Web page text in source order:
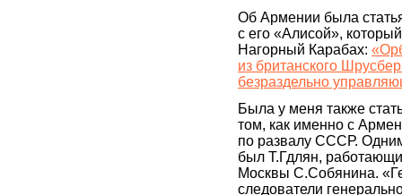
Об Армении была
с его «Алисой»,
Нагорный Карабах:
из британского
безраздельно
Была у меня также
том, как именно с
по развалу СССР.
был Т.Гдлян,
Москвы С.Собянина.
следователи